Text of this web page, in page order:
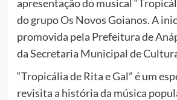
apresentação do musical
do grupo Os Novos Goianos. A
promovida pela Prefeitura de
da Secretaria Municipal de
“Tropicália de Rita e Gal” é um
revisita a história da música